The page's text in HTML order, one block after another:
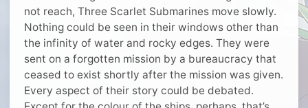
not reach, Three Scarlet Submarines move slowly.
Nothing could be seen in their windows other than
the infinity of water and rocky edges. They were
sent on a forgotten mission by a bureaucracy that
ceased to exist shortly after the mission was given.
Every aspect of their story could be debated.